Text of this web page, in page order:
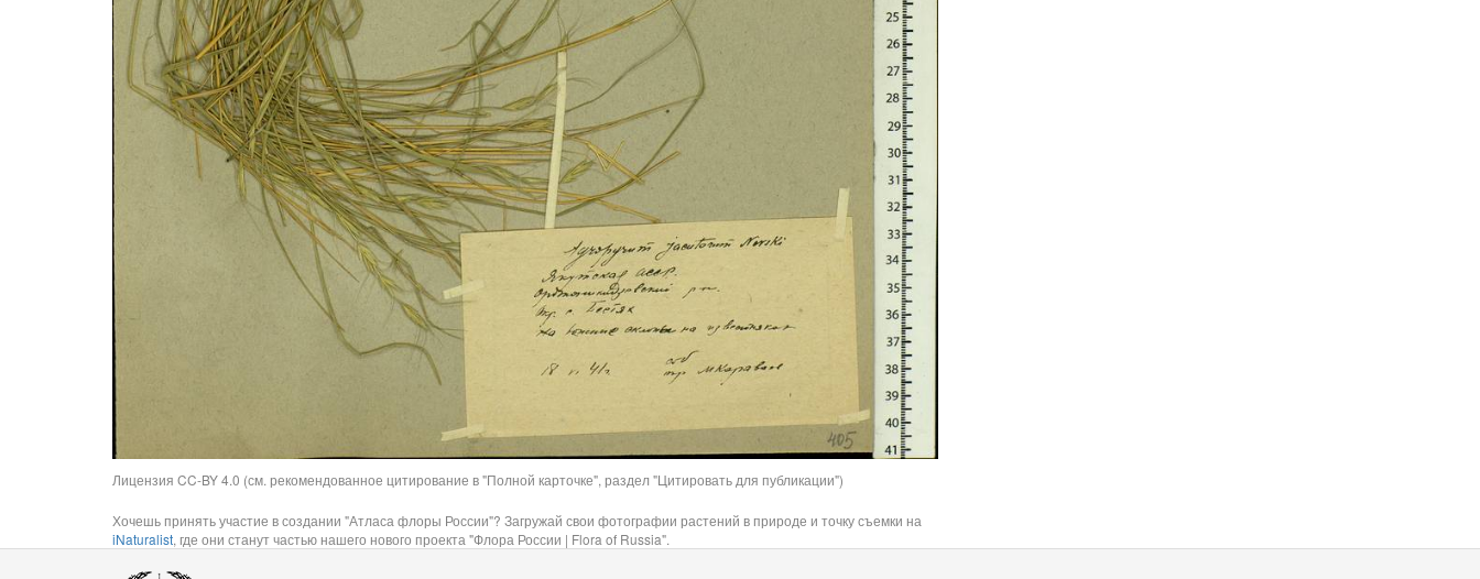
Лицензия CC-BY 4.0 (см. рекомендованное цитирование в "Полной карточке", раздел "Цитировать для публикации")
Хочешь принять участие в создании "Атласа флоры России"? Загружай свои фотографии растений в природе и точку съемки на
iNaturalist, где они станут частью нашего нового проекта "Флора России | Flora of Russia".